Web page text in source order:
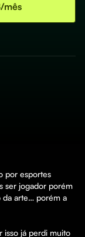
mês
por esportes
ser jogador porém
da arte… porém a
isso já perdi muito